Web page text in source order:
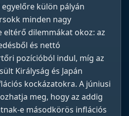
egyelőre külön pályán
minden nagy
eltérő dilemmákat okoz: az
és nettó
pozícióból indul, míg az
Királyság és Japán
kockázatokra. A júniusi
meg, hogy az addig
e másodkörös inflációs